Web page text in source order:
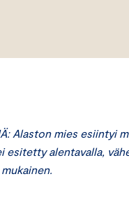
Alaston mies esiintyi
esitetty alentavalla,